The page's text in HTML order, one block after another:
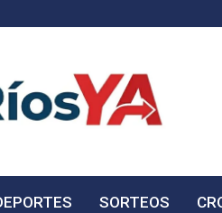
Ríos
SORTEOS